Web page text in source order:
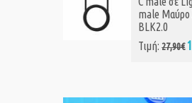
male Μαύρο
BLK2.0
Τιμή:27,90€